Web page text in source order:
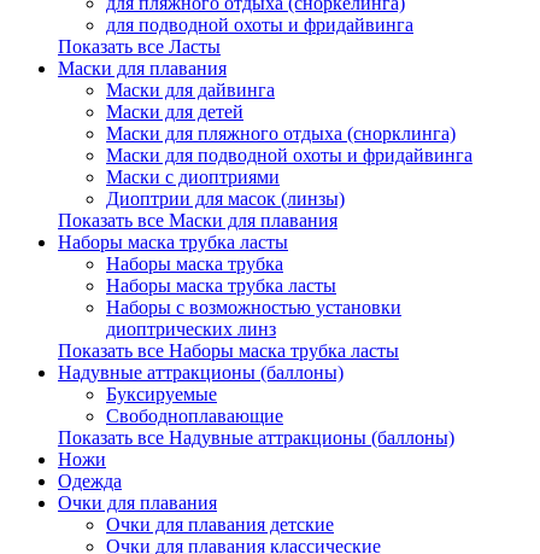
для подводной охоты и фридайвинга
Показать все Ласты
Маски для плавания
Маски для дайвинга
Маски для детей
Маски для пляжного отдыха (снорклинга)
Маски для подводной охоты и фридайвинга
Маски с диоптриями
Диоптрии для масок (линзы)
Показать все Маски для плавания
Наборы маска трубка ласты
Наборы маска трубка
Наборы маска трубка ласты
Наборы с возможностью установки
диоптрических линз
Показать все Наборы маска трубка ласты
Надувные аттракционы (баллоны)
Буксируемые
Свободноплавающие
Показать все Надувные аттракционы (баллоны)
Ножи
Одежда
Очки для плавания
Очки для плавания детские
Очки для плавания классические